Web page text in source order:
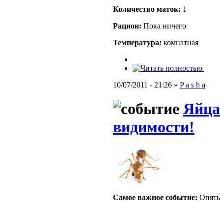
Количество маток: 1
Рацион: Пока ничего
Температура: комнатная
10/07/2011 - 21:26 » P a s h a
Яйца
видимости!
Самое важное событие: